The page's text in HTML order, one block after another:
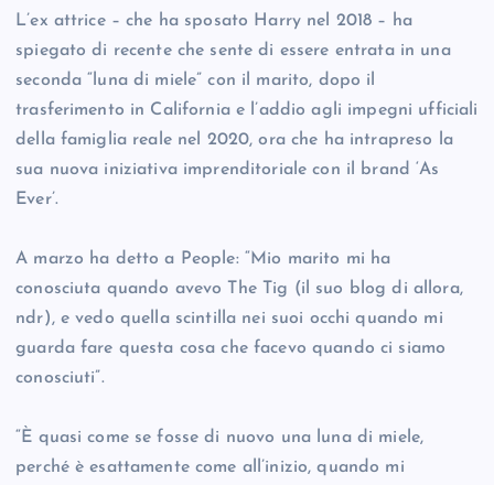
L’ex attrice – che ha sposato Harry nel 2018 – ha
spiegato di recente che sente di essere entrata in una
seconda “luna di miele” con il marito, dopo il
trasferimento in California e l’addio agli impegni ufficiali
della famiglia reale nel 2020, ora che ha intrapreso la
sua nuova iniziativa imprenditoriale con il brand ‘As
Ever’.
A marzo ha detto a People: “Mio marito mi ha
conosciuta quando avevo The Tig (il suo blog di allora,
ndr), e vedo quella scintilla nei suoi occhi quando mi
guarda fare questa cosa che facevo quando ci siamo
conosciuti”.
“È quasi come se fosse di nuovo una luna di miele,
perché è esattamente come all’inizio, quando mi